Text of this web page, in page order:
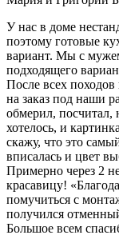
У нас в доме
поэтому готовые
вариант. Мы с
подходящего
После всех
на заказ под наши
обмерил, посчитал,
хотелось, и
скажу, что это
вписалась и цвет
Примерно через 2
красавицу!
помучиться с
получился
Большое всем